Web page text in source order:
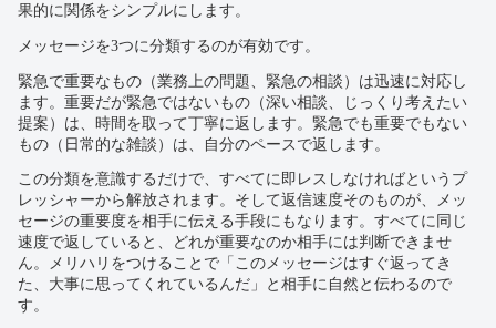
果的に関係をシンプルにします。
メッセージを3つに分類するのが有効です。
緊急で重要なもの（業務上の問題、緊急の相談）は迅速に対応し
ます。重要だが緊急ではないもの（深い相談、じっくり考えたい
提案）は、時間を取って丁寧に返します。緊急でも重要でもない
もの（日常的な雑談）は、自分のペースで返します。
この分類を意識するだけで、すべてに即レスしなければというプ
レッシャーから解放されます。そして返信速度そのものが、メッ
セージの重要度を相手に伝える手段にもなります。すべてに同じ
速度で返していると、どれが重要なのか相手には判断できませ
ん。メリハリをつけることで「このメッセージはすぐ返ってき
た、大事に思ってくれているんだ」と相手に自然と伝わるので
す。